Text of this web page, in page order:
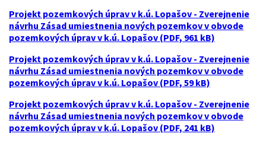
Projekt pozemkových úprav v k.ú. Lopašov - Zverejnenie
návrhu Zásad umiestnenia nových pozemkov v obvode
pozemkových úprav v k.ú. Lopašov (PDF, 961 kB)
Projekt pozemkových úprav v k.ú. Lopašov - Zverejnenie
návrhu Zásad umiestnenia nových pozemkov v obvode
pozemkových úprav v k.ú. Lopašov (PDF, 59 kB)
Projekt pozemkových úprav v k.ú. Lopašov - Zverejnenie
návrhu Zásad umiestnenia nových pozemkov v obvode
pozemkových úprav v k.ú. Lopašov (PDF, 241 kB)